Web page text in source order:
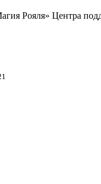
Рояля» Центра